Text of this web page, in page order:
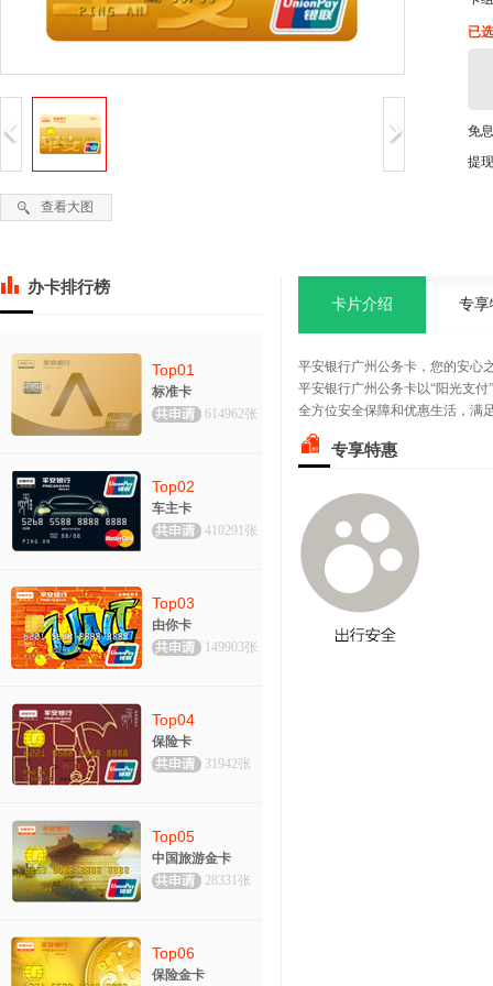
查看大图
已
免
提
办卡排行榜
Top01
标准卡
614962张
Top02
车主卡
410291张
Top03
由你卡
149903张
Top04
保险卡
31942张
Top05
中国旅游金卡
28331张
Top06
保险金卡
卡片介绍 专享
平安银行广州公务卡，您的安心
平安银行广州公务卡以“阳光支
全方位安全保障和优惠生活，满
专享特惠